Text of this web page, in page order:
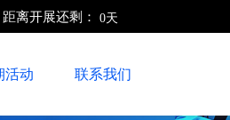
距离开展还剩： 0天
活动 联系我们